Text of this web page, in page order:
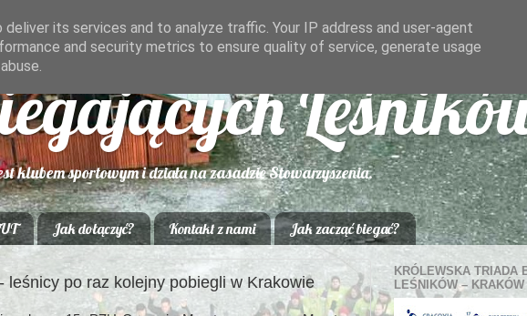
klubem sportowym i działa na zasadzie Stowarzyszenia.
Jak dołączyć? Kontakt z nami Jak zacząć biegać?
leśnicy po raz kolejny pobiegli w Krakowie
KRÓLEWSKA TRIADA
LEŚNIKÓW – KRAKÓW
its services and to analyze traffic. Your IP address and user-agent
and security metrics to ensure quality of service, generate usage